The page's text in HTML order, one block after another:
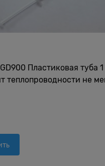
Пластиковая туба 1
теплопроводности не